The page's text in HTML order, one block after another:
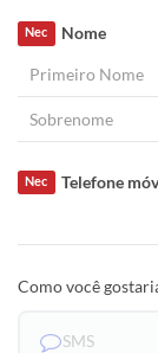
Nome
Nec
Telefone
Nec
Como você
SMS